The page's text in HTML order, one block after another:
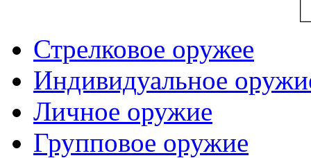
Стрелковое оружее
Индивидуальное
Личное оружие
Групповое оружие